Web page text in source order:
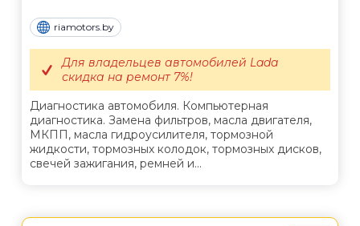
riamotors.by
Диагностика автомобиля. Компьютерная
диагностика. Замена фильтров, масла двигателя,
МКПП, масла гидроусилителя, тормозной
жидкости, тормозных колодок, тормозных дисков,
свечей зажигания, ремней и...
Для владельцев автомобилей Lada
скидка на ремонт 7%!